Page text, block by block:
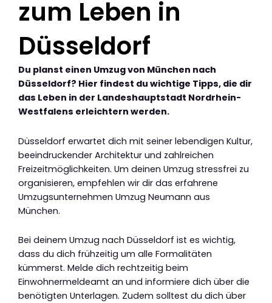
zum Leben in
Düsseldorf
Du planst einen Umzug von München nach
Düsseldorf? Hier findest du wichtige Tipps, die dir
das Leben in der Landeshauptstadt Nordrhein-
Westfalens erleichtern werden.
Düsseldorf erwartet dich mit seiner lebendigen Kultur,
beeindruckender Architektur und zahlreichen
Freizeitmöglichkeiten. Um deinen Umzug stressfrei zu
organisieren, empfehlen wir dir das erfahrene
Umzugsunternehmen Umzug Neumann aus
München.
Bei deinem Umzug nach Düsseldorf ist es wichtig,
dass du dich frühzeitig um alle Formalitäten
kümmerst. Melde dich rechtzeitig beim
Einwohnermeldeamt an und informiere dich über die
benötigten Unterlagen. Zudem solltest du dich über